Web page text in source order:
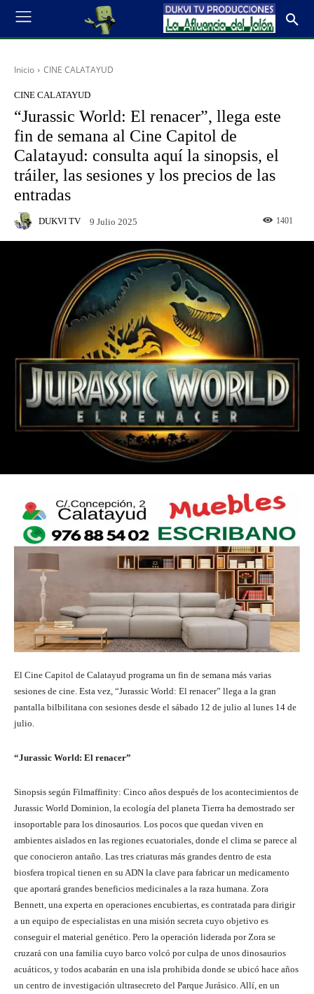
Inicio CINE CALATAYUD
CINE CALATAYUD
“Jurassic World: El renacer”, llega este
fin de semana al Cine Capitol de
Calatayud: consulta aquí la sinopsis, el
tráiler, las sesiones y los precios de las
entradas
DUKVI TV 9 Julio 2025 1401
El Cine Capitol de Calatayud programa un fin de semana más varias
sesiones de cine. Esta vez, “Jurassic World: El renacer” llega a la gran
pantalla bilbilitana con sesiones desde el sábado 12 de julio al lunes 14 de
julio.
“Jurassic World: El renacer”
Sinopsis según Filmaffinity: Cinco años después de los acontecimientos de
Jurassic World Dominion, la ecología del planeta Tierra ha demostrado ser
insoportable para los dinosaurios. Los pocos que quedan viven en
ambientes aislados en las regiones ecuatoriales, donde el clima se parece al
que conocieron antaño. Las tres criaturas más grandes dentro de esta
biosfera tropical tienen en su ADN la clave para fabricar un medicamento
que aportará grandes beneficios medicinales a la raza humana. Zora
Bennett, una experta en operaciones encubiertas, es contratada para dirigir
a un equipo de especialistas en una misión secreta cuyo objetivo es
conseguir el material genético. Pero la operación liderada por Zora se
cruzará con una familia cuyo barco volcó por culpa de unos dinosaurios
acuáticos, y todos acabarán en una isla prohibida donde se ubicó hace años
un centro de investigación ultrasecreto del Parque Jurásico. Allí, en un